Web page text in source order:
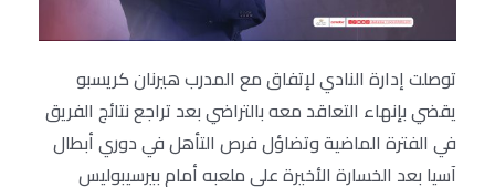
توصلت إدارة النادي لإتفاق مع المدرب هيرنان كريسبو
يقضي بإنهاء التعاقد معه بالتراضي بعد تراجع نتائج الفريق
في الفترة الماضية وتضاؤل فرص التأهل في دوري أبطال
آسيا بعد الخسارة الأخيرة على ملعبه أمام بيرسيبوليس